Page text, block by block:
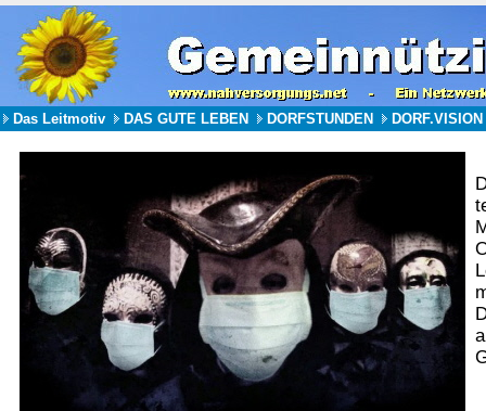
Das Leitmotiv DAS GUTE LEBEN DORFSTUNDEN DORF.VISION